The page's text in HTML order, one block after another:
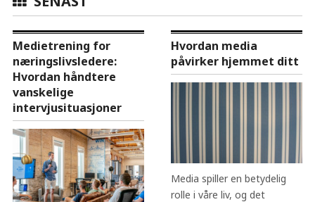
Medietrening for
næringslivsledere:
Hvordan håndtere
vanskelige
intervjusituasjoner
Hvordan media
påvirker hjemmet ditt
Media spiller en betydelig
rolle i våre liv, og det